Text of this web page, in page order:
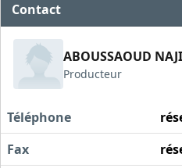
Contact
ABOUSSAOUD
Producteur
Téléphone
Fax